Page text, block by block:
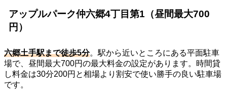
アップルパーク仲六郷4丁目第1（昼間最大700
円）
六郷土手駅まで徒歩5分。駅から近いところにある平面駐車
場で、昼間最大700円の最大料金の設定があります。時間貸
し料金は30分200円と相場より割安で使い勝手の良い駐車場
です。